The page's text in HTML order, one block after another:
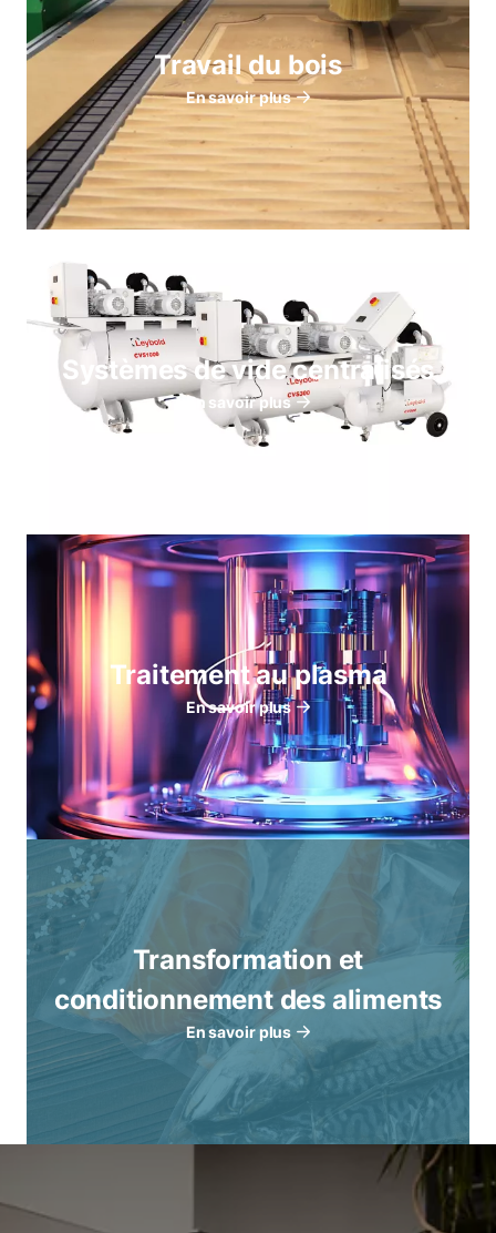
Travail du bois
En savoir plus
Systèmes de vide centralisés
En savoir plus
Traitement au plasma
En savoir plus
Transformation et
conditionnement des aliments
En savoir plus